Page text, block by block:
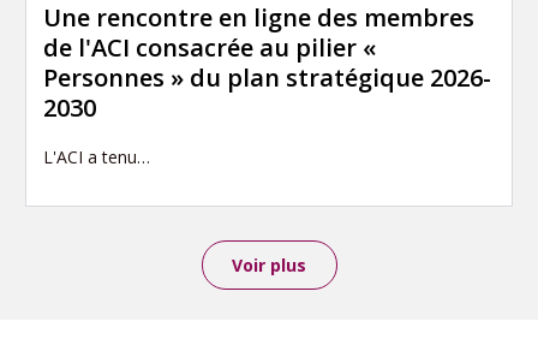
Une rencontre en ligne des membres
de l'ACI consacrée au pilier «
Personnes » du plan stratégique 2026-
2030
L'ACI a tenu…
Voir plus